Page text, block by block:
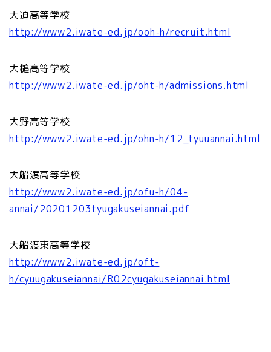
大迫高等学校
http://www2.iwate-ed.jp/ooh-h/recruit.html
大槌高等学校
http://www2.iwate-ed.jp/oht-h/admissions.html
大野高等学校
http://www2.iwate-ed.jp/ohn-h/12_tyuuannai.html
大船渡高等学校
http://www2.iwate-ed.jp/ofu-h/04-
annai/20201203tyugakuseiannai.pdf
大船渡東高等学校
http://www2.iwate-ed.jp/oft-
h/cyuugakuseiannai/R02cyugakuseiannai.html